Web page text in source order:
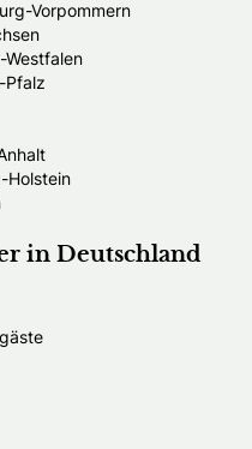
Vorpommern
Pfalz
Holstein
in Deutschland